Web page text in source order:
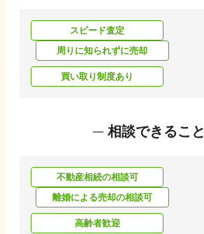
スピード査定
周りに知られずに売却
買い取り制度あり
相談できること
不動産相続の相談可
離婚による売却の相談可
高齢者歓迎